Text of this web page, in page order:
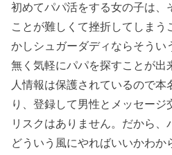
初めてパパ活をする女の子は、
ことが難しくて挫折してしまう
かしシュガーダディならそうい
無く気軽にパパを探すことが出
人情報は保護されているので本
り、登録して男性とメッセージ
リスクはありません。だから、
どういう風にやればいいかわか